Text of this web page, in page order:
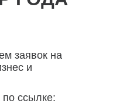
заявок на
и
по ссылке: